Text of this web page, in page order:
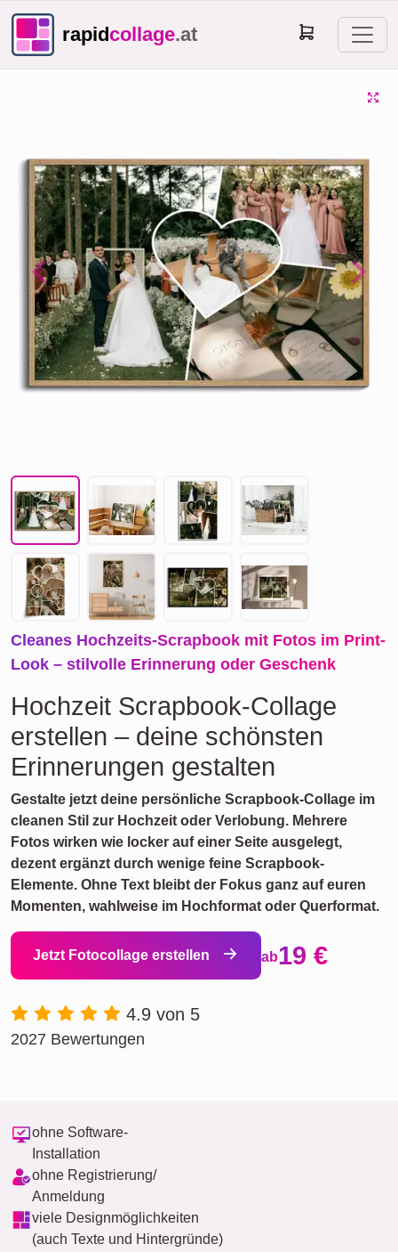
rapidcollage.at
Previous Next
Cleanes Hochzeits-Scrapbook mit Fotos im Print-
Look – stilvolle Erinnerung oder Geschenk
Hochzeit Scrapbook-Collage
erstellen – deine schönsten
Erinnerungen gestalten
Gestalte jetzt deine persönliche Scrapbook-Collage im
cleanen Stil zur Hochzeit oder Verlobung. Mehrere
Fotos wirken wie locker auf einer Seite ausgelegt,
dezent ergänzt durch wenige feine Scrapbook-
Elemente. Ohne Text bleibt der Fokus ganz auf euren
Momenten, wahlweise im Hochformat oder Querformat.
Jetzt Fotocollage erstellen ab19 €
4.9 von 5
2027 Bewertungen
ohne Software-
Installation
ohne Registrierung/
Anmeldung
viele Designmöglichkeiten
(auch Texte und Hintergründe)